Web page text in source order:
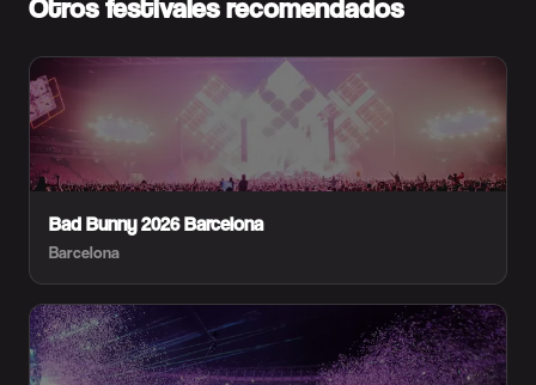
Otros festivales recomendados
Bad Bunny 2026 Barcelona
Barcelona